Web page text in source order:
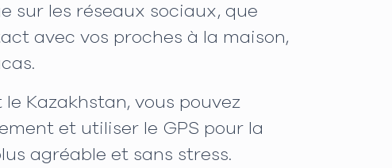
sur les réseaux sociaux, que
avec vos proches à la maison,
Kazakhstan, vous pouvez
et utiliser le GPS pour la
agréable et sans stress.